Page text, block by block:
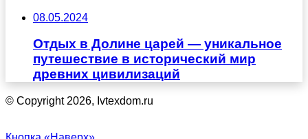
08.05.2024
Отдых в Долине царей — уникальное
путешествие в исторический мир
древних цивилизаций
© Copyright 2026, Ivtexdom.ru